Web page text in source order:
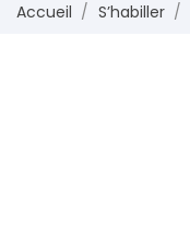
Accueil S’habiller